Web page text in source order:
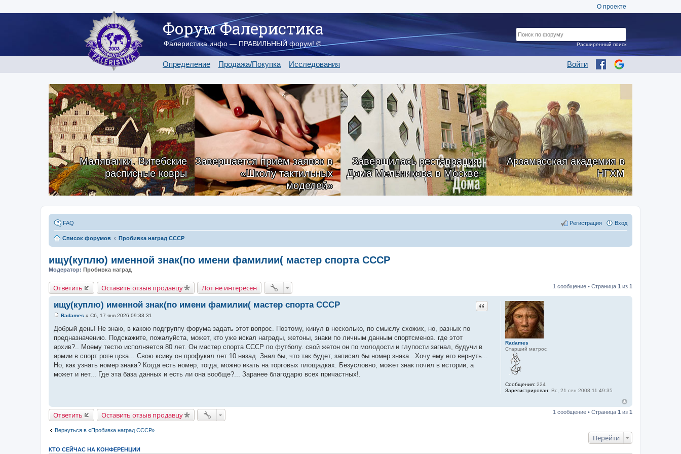
О проекте
Форум Фалеристика
Фалеристика.инфо — ПРАВИЛЬНЫЙ форум! ©
Определение Продажа/Покупка Исследования Войти
Расширенный поиск
Маляванки. Витебские
расписные ковры
Завершается приём заявок в
«Школу тактильных
моделей»
Завершилась реставрация
Дома Мельникова в Москве
Арзамасская академия в
НГХМ
FAQ Вход
Регистрация
Список форумов Пробивка наград СССР
ищу(куплю) именной знак(по имени фамилии( мастер спорта СССР
Модератор: Пробивка наград
Ответить Оставить отзыв продавцу Лот не интересен 1 сообщение • Страница 1 из 1
Radames
Старший матрос
Сообщения: 224
Зарегистрирован: Вс, 21 сен 2008 11:49:35
ищу(куплю) именной знак(по имени фамилии( мастер спорта СССР Цитата
о
б
е
н
е
Radames » Сб, 17 янв 2026 09:33:31
Добрый день! Не знаю, в какою подгруппу форума задать этот вопрос. Поэтому, кинул в несколько, по смыслу схожих, но, разных по
предназначению. Подскажите, пожалуйста, может, кто уже искал награды, жетоны, знаки по личным данным спортсменов. где этот
архив?.. Моему тестю исполняется 80 лет. Он мастер спорта СССР по футболу. свой жетон он по молодости и глупости загнал, будучи в
армии в спорт роте цска... Свою ксиву он профукал лет 10 назад. Знал бы, что так будет, записал бы номер знака...Хочу ему его вернуть...
Но, как узнать номер знака? Когда есть номер, тогда, можно икать на торговых площадках. Безусловно, может знак почил в истории, а
может и нет... Где эта база данных и есть ли она вообще?... Заранее благодарю всех причастных!.
Ответить Оставить отзыв продавцу 1 сообщение • Страница 1 из 1
Вернуться в «Пробивка наград СССР»
Перейти
КТО СЕЙЧАС НА КОНФЕРЕНЦИИ